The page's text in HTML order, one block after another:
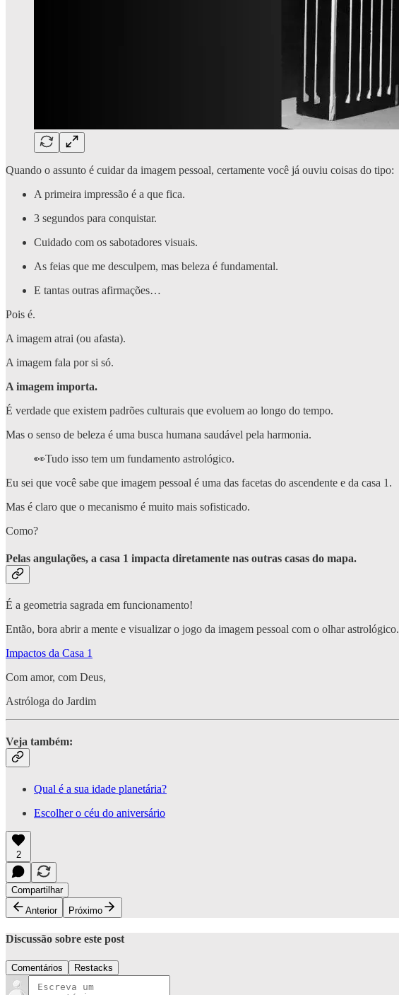
Quando o assunto é cuidar da imagem pessoal, certamente você já ouviu coisas do tipo:
A primeira impressão é a que fica.
3 segundos para conquistar.
Cuidado com os sabotadores visuais.
As feias que me desculpem, mas beleza é fundamental.
E tantas outras afirmações…
Pois é.
A imagem atrai (ou afasta).
A imagem fala por si só.
A imagem importa.
É verdade que existem padrões culturais que evoluem ao longo do tempo.
Mas o senso de beleza é uma busca humana saudável pela harmonia.
👀Tudo isso tem um fundamento astrológico.
Eu sei que você sabe que imagem pessoal é uma das facetas do ascendente e da casa 1.
Mas é claro que o mecanismo é muito mais sofisticado.
Como?
Pelas angulações, a casa 1 impacta diretamente nas outras casas do mapa.
É a geometria sagrada em funcionamento!
Então, bora abrir a mente e visualizar o jogo da imagem pessoal com o olhar astrológico.
Impactos da Casa 1
Com amor, com Deus,
Astróloga do Jardim
Veja também:
Qual é a sua idade planetária?
Escolher o céu do aniversário
2
Compartilhar
Anterior
Próximo
Discussão sobre este post
Comentários Restacks